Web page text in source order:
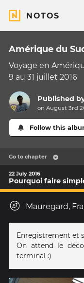
NOTOS
Amérique du
Voyage en
9 au 31 juillet 2016
Published
on August 3rd
Follow this
Go to chapter
22 July 2016
Pourquoi faire
Mauregard,
Enregistrement et
On attend le
terminal :)